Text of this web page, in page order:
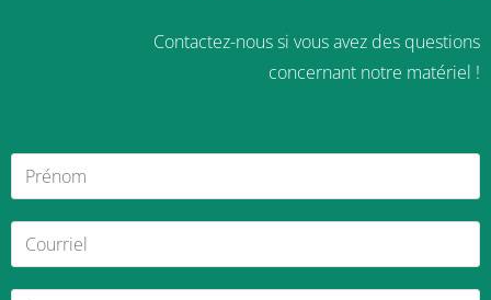
Contactez-nous si vous avez des questions
concernant notre matériel !